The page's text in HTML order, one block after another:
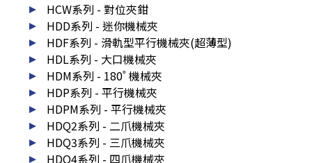
HCW系列 - 對位夾鉗
HDD系列 - 迷你機械夾
HDF系列 - 滑軌型平行機械夾(超薄型)
HDL系列 - 大口機械夾
HDM系列 - 180˚ 機械夾
HDP系列 - 平行機械夾
HDPM系列 - 平行機械夾
HDQ2系列 - 二爪機械夾
HDQ3系列 - 三爪機械夾
HDQ4系列 - 四爪機械夾